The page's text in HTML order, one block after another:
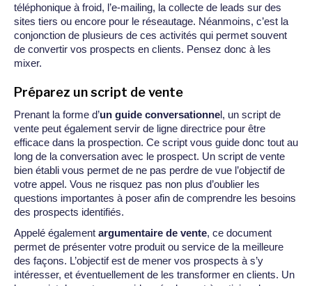
téléphonique à froid, l’e-mailing, la collecte de leads sur des
sites tiers ou encore pour le réseautage. Néanmoins, c’est la
conjonction de plusieurs de ces activités qui permet souvent
de convertir vos prospects en clients. Pensez donc à les
mixer.
Préparez un script de vente
Prenant la forme d’un guide conversationnel, un script de
vente peut également servir de ligne directrice pour être
efficace dans la prospection. Ce script vous guide donc tout au
long de la conversation avec le prospect. Un script de vente
bien établi vous permet de ne pas perdre de vue l’objectif de
votre appel. Vous ne risquez pas non plus d’oublier les
questions importantes à poser afin de comprendre les besoins
des prospects identifiés.
Appelé également argumentaire de vente, ce document
permet de présenter votre produit ou service de la meilleure
des façons. L’objectif est de mener vos prospects à s’y
intéresser, et éventuellement de les transformer en clients. Un